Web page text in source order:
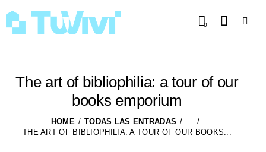
0
The art of bibliophilia: a tour of our
books emporium
HOME TODAS LAS ENTRADAS
THE ART OF BIBLIOPHILIA: A TOUR OF OUR BOOKS...